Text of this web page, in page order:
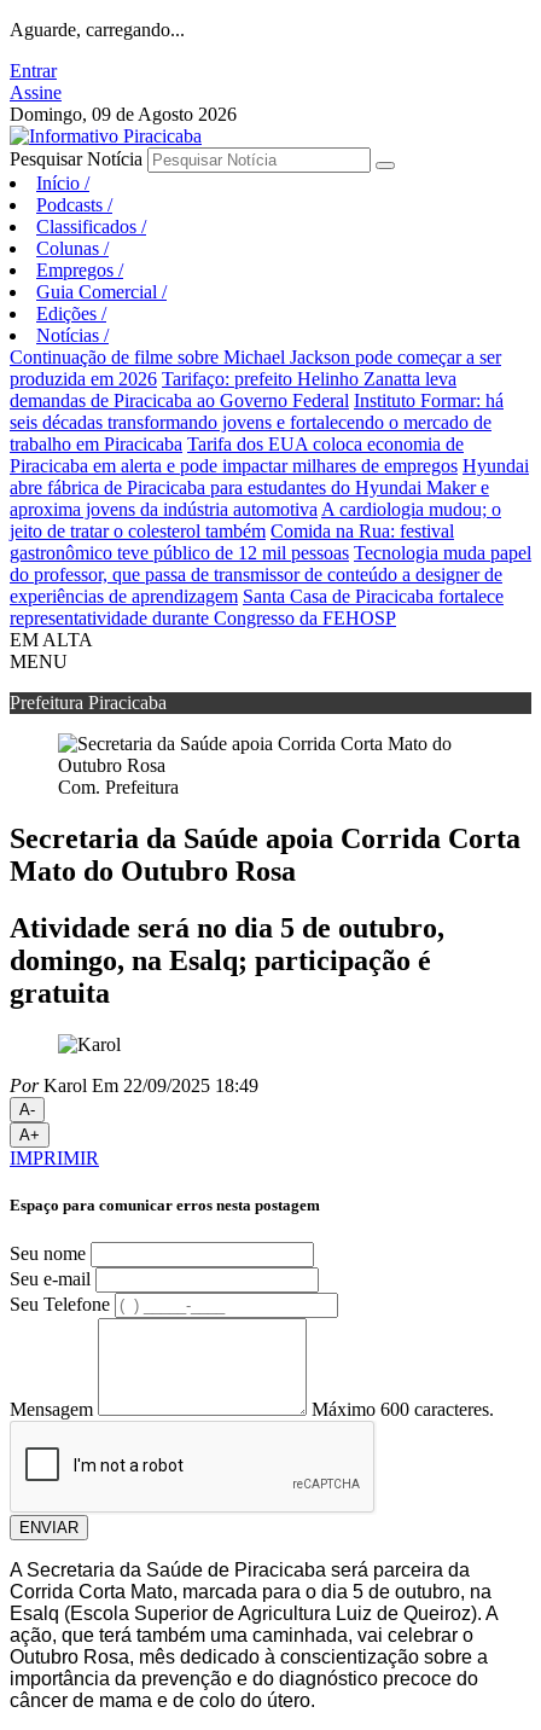
Aguarde, carregando...
Entrar
Assine
Domingo, 09 de Agosto 2026
Pesquisar Notícia
Início /
Podcasts /
Classificados /
Colunas /
Empregos /
Guia Comercial /
Edições /
Notícias /
Continuação de filme sobre Michael Jackson pode começar a ser
produzida em 2026 Tarifaço: prefeito Helinho Zanatta leva
demandas de Piracicaba ao Governo Federal Instituto Formar: há
seis décadas transformando jovens e fortalecendo o mercado de
trabalho em Piracicaba Tarifa dos EUA coloca economia de
Piracicaba em alerta e pode impactar milhares de empregos Hyundai
abre fábrica de Piracicaba para estudantes do Hyundai Maker e
aproxima jovens da indústria automotiva A cardiologia mudou; o
jeito de tratar o colesterol também Comida na Rua: festival
gastronômico teve público de 12 mil pessoas Tecnologia muda papel
do professor, que passa de transmissor de conteúdo a designer de
experiências de aprendizagem Santa Casa de Piracicaba fortalece
representatividade durante Congresso da FEHOSP
EM ALTA
MENU
Prefeitura Piracicaba
Com. Prefeitura
Secretaria da Saúde apoia Corrida Corta
Mato do Outubro Rosa
Atividade será no dia 5 de outubro,
domingo, na Esalq; participação é
gratuita
PorKarol Em 22/09/2025 18:49
A-
A+
IMPRIMIR
Espaço para comunicar erros nesta postagem
Seu nome
Seu e-mail
Seu Telefone
Mensagem Máximo 600 caracteres.
ENVIAR
A Secretaria da Saúde de Piracicaba será parceira da
Corrida Corta Mato, marcada para o dia 5 de outubro, na
Esalq (Escola Superior de Agricultura Luiz de Queiroz). A
ação, que terá também uma caminhada, vai celebrar o
Outubro Rosa, mês dedicado à conscientização sobre a
importância da prevenção e do diagnóstico precoce do
câncer de mama e de colo do útero.